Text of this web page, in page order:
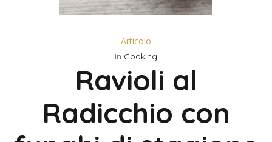
Articolo
In Cooking
Ravioli al
Radicchio con